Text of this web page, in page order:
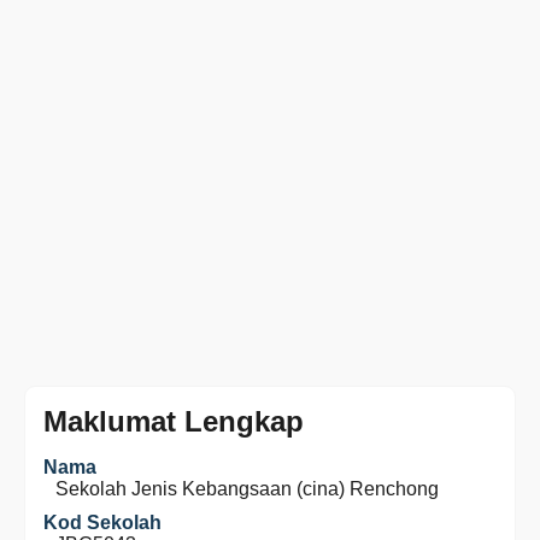
Maklumat Lengkap
Nama
Sekolah Jenis Kebangsaan (cina) Renchong
Kod Sekolah